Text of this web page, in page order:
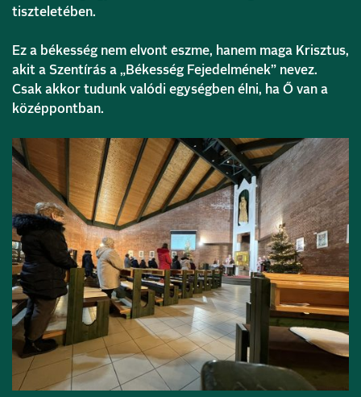
tiszteletében.
Ez a békesség nem elvont eszme, hanem maga Krisztus,
akit a Szentírás a „Békesség Fejedelmének” nevez.
Csak akkor tudunk valódi egységben élni, ha Ő van a
középpontban.